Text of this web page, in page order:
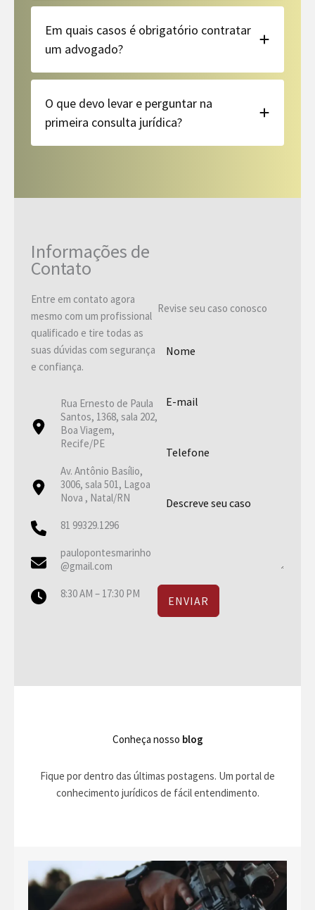
Em quais casos é obrigatório contratar
um advogado?
O que devo levar e perguntar na
primeira consulta jurídica?
Informações de
Contato
Entre em contato agora
mesmo com um profissional
qualificado e tire todas as
suas dúvidas com segurança
e confiança.
Rua Ernesto de Paula
Santos, 1368, sala 202,
Boa Viagem,
Recife/PE
Av. Antônio Basílio,
3006, sala 501, Lagoa
Nova , Natal/RN
81 99329.1296
paulopontesmarinho
@gmail.com
8:30 AM – 17:30 PM
Revise seu caso conosco
ENVIAR
Conheça nosso blog
Fique por dentro das últimas postagens. Um portal de
conhecimento jurídicos de fácil entendimento.